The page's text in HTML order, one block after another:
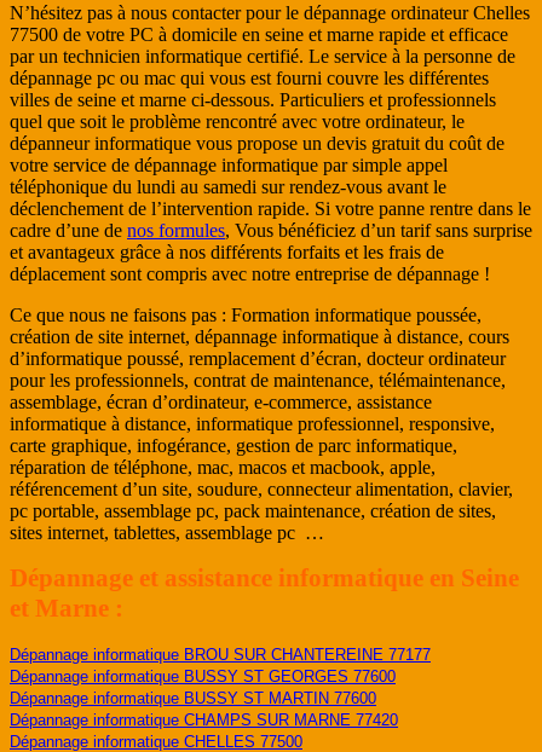
N’hésitez pas à nous contacter pour le dépannage ordinateur Chelles
77500 de votre PC à domicile en seine et marne rapide et efficace
par un technicien informatique certifié. Le service à la personne de
dépannage pc ou mac qui vous est fourni couvre les différentes
villes de seine et marne ci-dessous. Particuliers et professionnels
quel que soit le problème rencontré avec votre ordinateur, le
dépanneur informatique vous propose un devis gratuit du coût de
votre service de dépannage informatique par simple appel
téléphonique du lundi au samedi sur rendez-vous avant le
déclenchement de l’intervention rapide. Si votre panne rentre dans le
cadre d’une de nos formules, Vous bénéficiez d’un tarif sans surprise
et avantageux grâce à nos différents forfaits et les frais de
déplacement sont compris avec notre entreprise de dépannage !
Ce que nous ne faisons pas : Formation informatique poussée,
création de site internet, dépannage informatique à distance, cours
d’informatique poussé, remplacement d’écran, docteur ordinateur
pour les professionnels, contrat de maintenance, télémaintenance,
assemblage, écran d’ordinateur, e-commerce, assistance
informatique à distance, informatique professionnel, responsive,
carte graphique, infogérance, gestion de parc informatique,
réparation de téléphone, mac, macos et macbook, apple,
référencement d’un site, soudure, connecteur alimentation, clavier,
pc portable, assemblage pc, pack maintenance, création de sites,
sites internet, tablettes, assemblage pc …
Dépannage et assistance informatique en Seine
et Marne :
Dépannage informatique BROU SUR CHANTEREINE 77177
Dépannage informatique BUSSY ST GEORGES 77600
Dépannage informatique BUSSY ST MARTIN 77600
Dépannage informatique CHAMPS SUR MARNE 77420
Dépannage informatique CHELLES 77500